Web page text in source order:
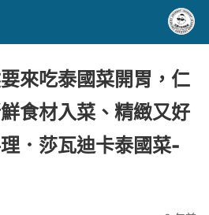
來吃泰國菜開胃，仁
食材入菜、精緻又好
．莎瓦迪卡泰國菜-